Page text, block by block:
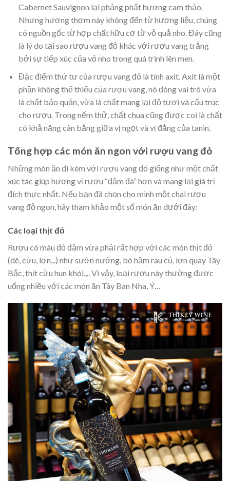
Cabernet Sauvignon lại phảng phất hương cam thảo.
Nhưng hương thơm này không đến từ hương liệu, chúng
có nguồn gốc từ hợp chất hữu cơ từ vỏ quả nho. Đây cũng
là lý do tại sao rượu vang đỏ khác với rượu vang trắng
bởi sự tiếp xúc của vỏ nho trong quá trình lên men.
Đặc điểm thứ tư của rượu vang đỏ là tính axit. Axit là một
phần không thể thiếu của rượu vang, nó đóng vai trò vừa
là chất bảo quản, vừa là chất mang lại độ tươi và cấu trúc
cho rượu. Trong nếm thử, chất chua cũng được coi là chất
có khả năng cân bằng giữa vị ngọt và vị đắng của tanin.
Tổng hợp các món ăn ngon với rượu vang đỏ
Những món ăn đi kèm với rượu vang đỏ giống như một chất
xúc tác giúp hương vị rượu “đậm đà” hơn và mang lại giá trị
đích thực nhất. Nếu bạn đã chọn cho mình một chai rượu
vang đỏ ngon, hãy tham khảo một số món ăn dưới đây:
Các loại thịt đỏ
Rượu có màu đỏ đậm vừa phải rất hợp với các món thịt đỏ
(dê, cừu, lợn,..) như sườn nướng, bò hầm rau củ, lợn quay Tây
Bắc, thịt cừu hun khói.,.. Vì vậy, loại rượu này thường được
uống nhiều với các món ăn Tây Ban Nha, Ý…